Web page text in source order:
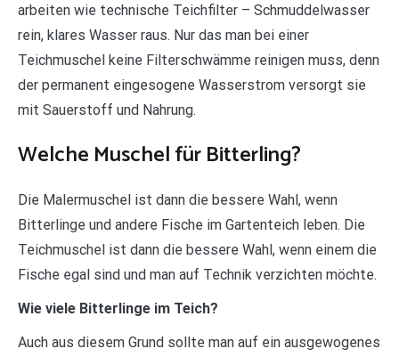
arbeiten wie technische Teichfilter – Schmuddelwasser
rein, klares Wasser raus. Nur das man bei einer
Teichmuschel keine Filterschwämme reinigen muss, denn
der permanent eingesogene Wasserstrom versorgt sie
mit Sauerstoff und Nahrung.
Welche Muschel für Bitterling?
Die Malermuschel ist dann die bessere Wahl, wenn
Bitterlinge und andere Fische im Gartenteich leben. Die
Teichmuschel ist dann die bessere Wahl, wenn einem die
Fische egal sind und man auf Technik verzichten möchte.
Wie viele Bitterlinge im Teich?
Auch aus diesem Grund sollte man auf ein ausgewogenes